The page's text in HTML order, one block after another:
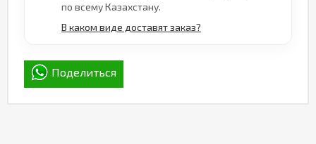
по всему Казахстану.
В каком виде доставят заказ?
Поделиться